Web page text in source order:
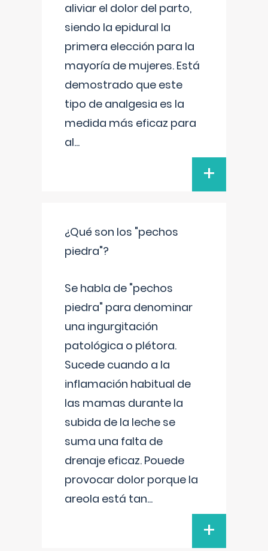
aliviar el dolor del parto,
siendo la epidural la
primera elección para la
mayoría de mujeres. Está
demostrado que este
tipo de analgesia es la
medida más eficaz para
al...
+
¿Qué son los "pechos
piedra"?
Se habla de "pechos
piedra" para denominar
una ingurgitación
patológica o plétora.
Sucede cuando a la
inflamación habitual de
las mamas durante la
subida de la leche se
suma una falta de
drenaje eficaz. Pouede
provocar dolor porque la
areola está tan...
+